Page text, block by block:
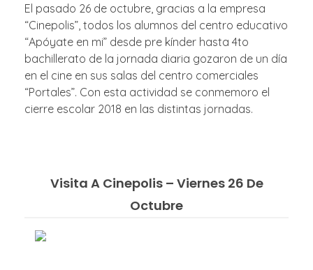
El pasado 26 de octubre, gracias a la empresa
“Cinepolis”, todos los alumnos del centro educativo
“Apóyate en mi” desde pre kínder hasta 4to
bachillerato de la jornada diaria gozaron de un día
en el cine en sus salas del centro comerciales
“Portales”. Con esta actividad se conmemoro el
cierre escolar 2018 en las distintas jornadas.
Visita A Cinepolis – Viernes 26 De
Octubre